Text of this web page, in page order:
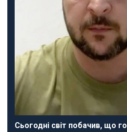
Сьогодні світ побачив, що